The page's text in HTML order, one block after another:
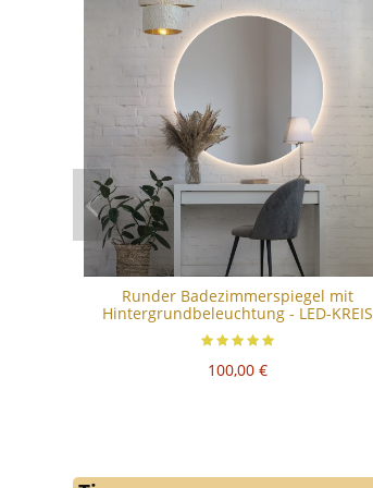
Runder Badezimmerspiegel mit
Hintergrundbeleuchtung - LED-KREIS
100,00 €